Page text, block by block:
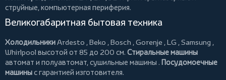
струйные, компьютерная периферия.
Великогабаритная бытовая техника
ХолодильникиArdesto , Beko , Bosch , Gorenje , LG , Samsung ,
Whirlpool высотой от 85 до 200 см. Стиральные машины
автомат и полуавтомат, сушильные машины . Посудомоечные
машиныс гарантией изготовителя.